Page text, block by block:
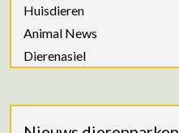
Huisdieren
Animal News
Dierenasiel